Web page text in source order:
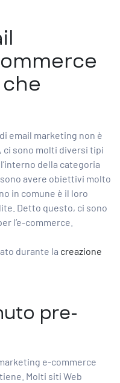
email marketing non è
sono molti diversi tipi
della categoria
avere obiettivi molto
in comune è il loro
Detto questo, ci sono
l’e-commerce.
durante la creazione
pre-
e-commerce
Molti siti Web